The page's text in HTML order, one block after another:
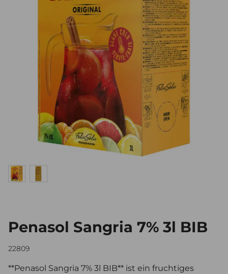
Penasol Sangria 7% 3l BIB
22809
**Penasol Sangria 7% 3l BIB** ist ein fruchtiges